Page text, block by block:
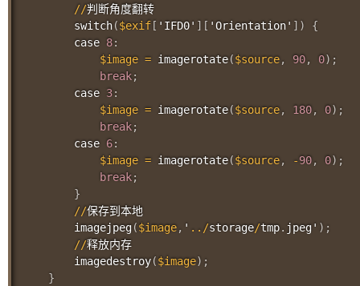
//判断角度翻转
switch($exif [ 'IFD0' ] [ 'Orientation' ] )
{
        case
8:
$image = imagerotate($source, 90, 0) ;
break;
        case
3:
$image = imagerotate($source, 180, 0) ;
break;
        case
6:
$image = imagerotate($source, -90, 0) ;
break;
}
//保存到本地
imagejpeg ($image, ' .. /storage/tmp. jpeg' ) ;
//释放内存
imagedestroy($image) ;
}